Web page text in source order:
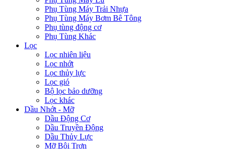
Phụ Tùng Máy Trải Nhựa
Phụ Tùng Máy Bơm Bê Tông
Phụ tùng động cơ
Phụ Tùng Khác
Lọc
Lọc nhiên liệu
Lọc nhớt
Lọc thủy lực
Lọc gió
Bộ lọc bảo dưỡng
Lọc khác
Dầu Nhớt - Mỡ
Dầu Động Cơ
Dầu Truyền Động
Dầu Thủy Lực
Mỡ Bôi Trơn